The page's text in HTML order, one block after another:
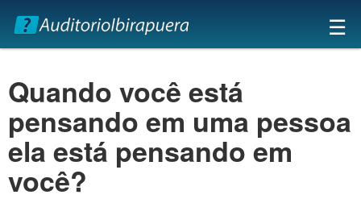
×
☰
Quando você está
pensando em uma pessoa
ela está pensando em
você?